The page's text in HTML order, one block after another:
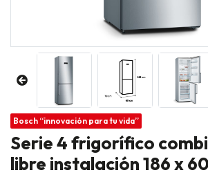
Bosch “innovación para tu vida”
Serie 4 frigorífico
libre instalación 186 x